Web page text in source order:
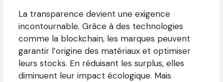
La transparence devient une exigence
incontournable. Grâce à des technologies
comme la blockchain, les marques peuvent
garantir l’origine des matériaux et optimiser
leurs stocks. En réduisant les surplus, elles
diminuent leur impact écologique. Mais